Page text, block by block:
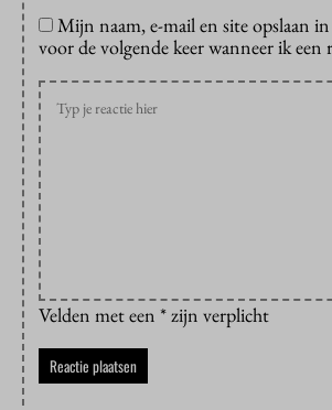
Mijn naam, e-mail en site opslaan
voor de volgende keer wanneer ik een
Velden met een * zijn verplicht